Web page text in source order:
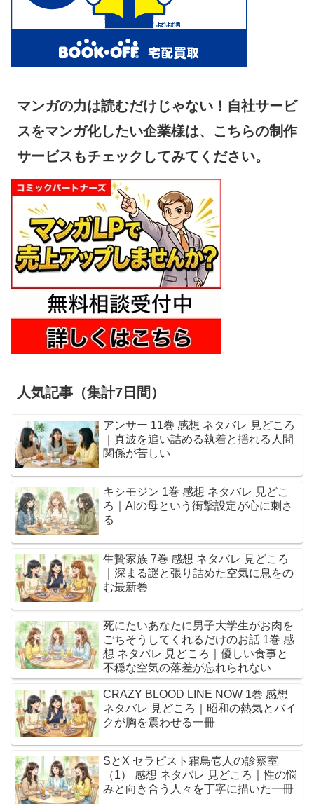
マンガの力は読むだけじゃない！自社サービ
スをマンガ化したい企業様は、こちらの制作
サービスもチェックしてみてください。
人気記事（集計7日間）
アンサー 11巻 感想 ネタバレ 見どころ
｜真波を追い詰める執着と揺れる人間
関係が苦しい
キシモジン 1巻 感想 ネタバレ 見どこ
ろ｜AIの母という衝撃設定が心に刺さ
る
生贄家族 7巻 感想 ネタバレ 見どころ
｜深まる謎と張り詰めた空気に息をの
む最新巻
死にたいあなたに男子大学生がお肉を
ごちそうしてくれるだけのお話 1巻 感
想 ネタバレ 見どころ｜優しい食事と
不穏な空気の落差が忘れられない
CRAZY BLOOD LINE NOW 1巻 感想
ネタバレ 見どころ｜昭和の熱気とバイ
クが胸を震わせる一冊
SとX セラピスト霜鳥壱人の診察室
（1） 感想 ネタバレ 見どころ｜性の悩
みと向き合う人々を丁寧に描いた一冊